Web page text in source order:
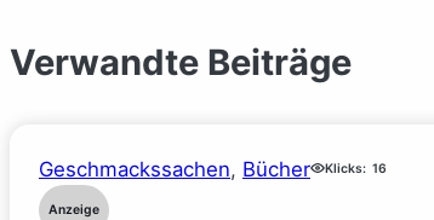
Verwandte Beiträge
Geschmackssachen, Bücher Klicks: 16
Anzeige